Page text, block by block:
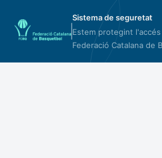
Sistema de seguretat
Estem protegint
Federació Catalana de